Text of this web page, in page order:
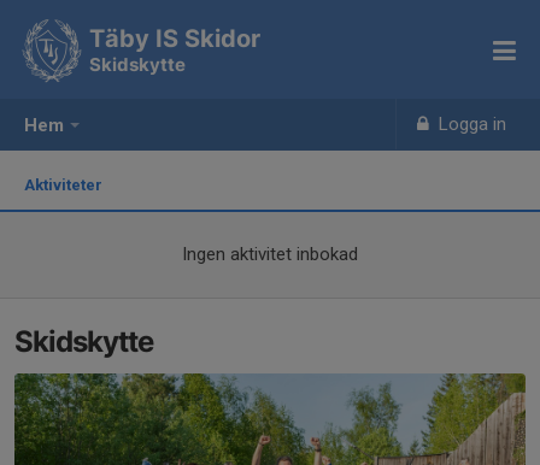
Hem Logga in
Täby IS Skidor
Skidskytte
Aktiviteter
Ingen aktivitet inbokad
Skidskytte